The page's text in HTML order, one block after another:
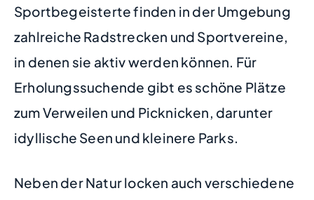
Sportbegeisterte finden in der Umgebung
zahlreiche Radstrecken und Sportvereine,
in denen sie aktiv werden können. Für
Erholungssuchende gibt es schöne Plätze
zum Verweilen und Picknicken, darunter
idyllische Seen und kleinere Parks.
Neben der Natur locken auch verschiedene